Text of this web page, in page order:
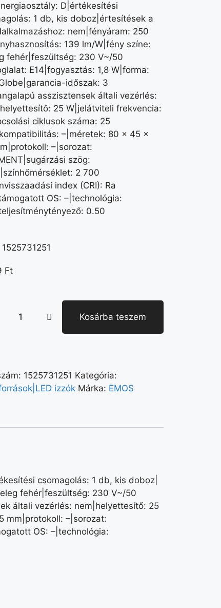
D|értékesítési
1 db, kis doboz|értesítések a
nem|fényáram: 250
139 lm/W|fény színe:
fehér|feszültség: 230 V~/50
E14|fogyasztás: 1,8 W|forma:
időszak: 3
asszisztensek általi vezérlés:
25 W|jelátviteli frekvencia:
ciklusok száma: 25
–|méretek: 80 × 45 ×
–|sorozat:
szög:
2 700
index (CRI): Ra
OS: –|technológia:
0.50
1525731251
Ft
Kosárba teszem
1525731251 Kategória:
izzók Márka: EMOS
csomagolás: 1 db, kis doboz|
fehér|feszültség: 230 V~/50
általi vezérlés: nem|helyettesítő: 25
mm|protokoll: –|sorozat:
OS: –|technológia: